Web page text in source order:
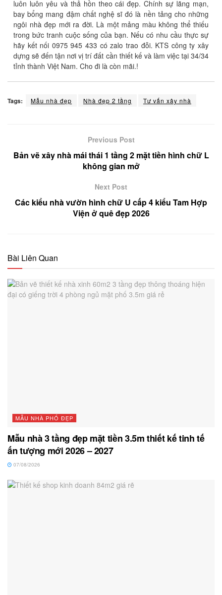
luôn luôn yêu và thả hồn theo cái đẹp. Chính sự lãng mạn,
bay bổng mang đậm chất nghệ sĩ đó là nền tảng cho những
ngôi nhà đẹp mới ra đời. Là một mảng màu không thể thiếu
trong bức tranh cuộc sống của bạn. Nếu có nhu cầu thực sự
hãy kết nối 0975 945 433 có zalo trao đỗi. KTS công ty xây
dựng sẽ đến tận nơi vị trí đất cần thiết kế và làm việc tại 34/34
tỉnh thành Việt Nam. Cho đi là còn mãi.!
Tags: Mẫu nhà đẹp Nhà đẹp 2 tầng Tư vấn xây nhà
Previous Post
Bản vẽ xây nhà mái thái 1 tầng 2 mặt tiền hình chữ L
không gian mở
Next Post
Các kiểu nhà vườn hình chữ U cấp 4 kiểu Tam Hợp
Viện ở quê đẹp 2026
Bài Liên Quan
MẪU NHÀ PHỐ ĐẸP
Mẫu nhà 3 tầng đẹp mặt tiền 3.5m thiết kế tinh tế
ấn tượng mới 2026 – 2027
07/08/2026